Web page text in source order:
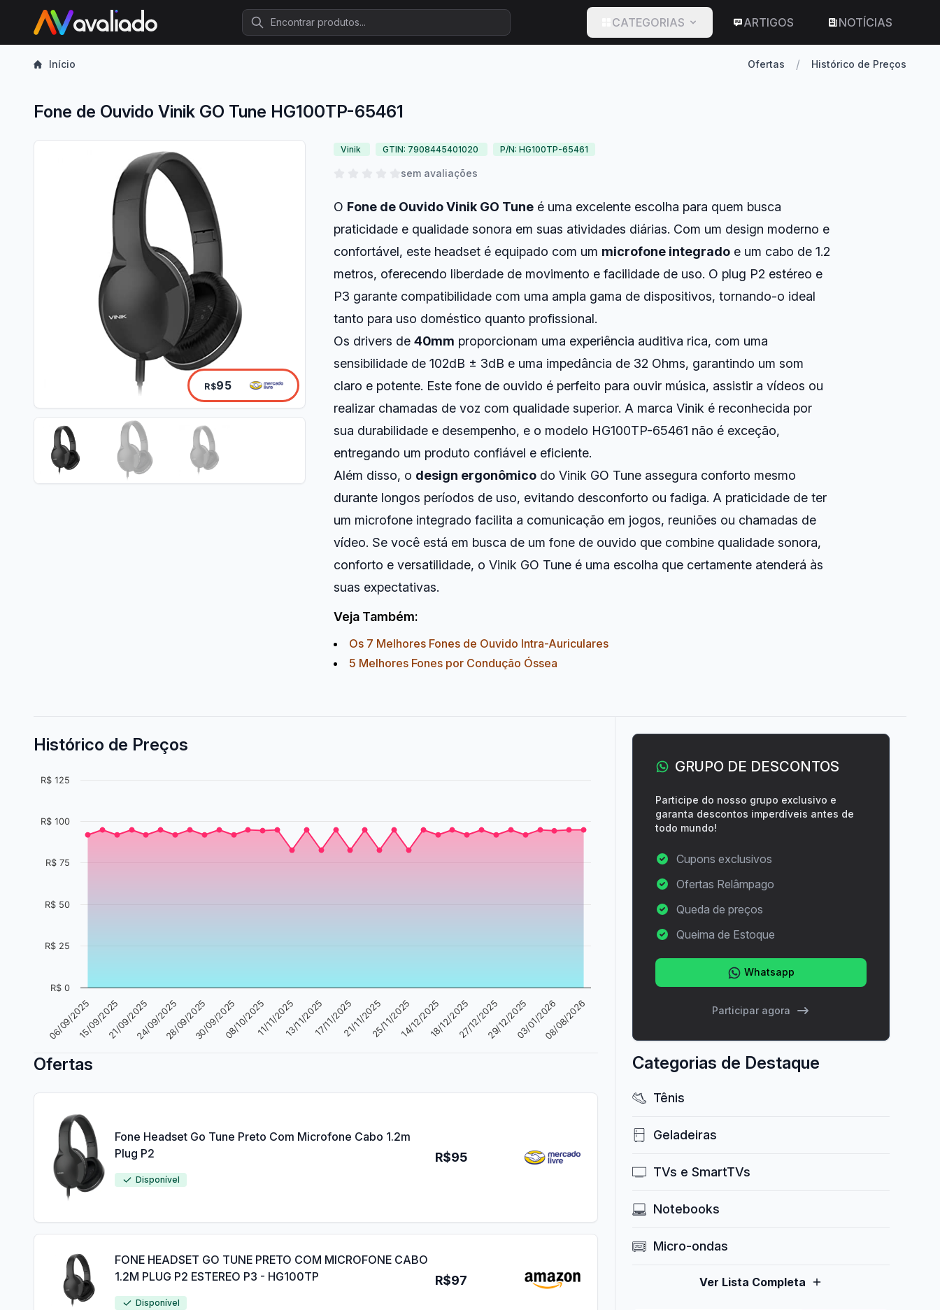
Procurar
CATEGORIAS ARTIGOS NOTÍCIAS
Início Ofertas / Histórico de Preços
Fone de Ouvido Vinik GO Tune HG100TP-65461
R$95
Vinik GTIN: 7908445401020 P/N: HG100TP-65461
sem avaliações
O Fone de Ouvido Vinik GO Tune é uma excelente escolha para quem busca
praticidade e qualidade sonora em suas atividades diárias. Com um design moderno e
confortável, este headset é equipado com um microfone integrado e um cabo de 1.2
metros, oferecendo liberdade de movimento e facilidade de uso. O plug P2 estéreo e
P3 garante compatibilidade com uma ampla gama de dispositivos, tornando-o ideal
tanto para uso doméstico quanto profissional.
Os drivers de40mm proporcionam uma experiência auditiva rica, com uma
sensibilidade de 102dB ± 3dB e uma impedância de 32 Ohms, garantindo um som
claro e potente. Este fone de ouvido é perfeito para ouvir música, assistir a vídeos ou
realizar chamadas de voz com qualidade superior. A marca Vinik é reconhecida por
sua durabilidade e desempenho, e o modelo HG100TP-65461 não é exceção,
entregando um produto confiável e eficiente.
Além disso, o design ergonômico do Vinik GO Tune assegura conforto mesmo
durante longos períodos de uso, evitando desconforto ou fadiga. A praticidade de ter
um microfone integrado facilita a comunicação em jogos, reuniões ou chamadas de
vídeo. Se você está em busca de um fone de ouvido que combine qualidade sonora,
conforto e versatilidade, o Vinik GO Tune é uma escolha que certamente atenderá às
suas expectativas.
Veja Também:
Os 7 Melhores Fones de Ouvido Intra-Auriculares
5 Melhores Fones por Condução Óssea
Histórico de Preços
06/09/202515/09/202521/09/202524/09/202528/09/202530/09/202508/10/202511/11/202513/11/202517/11/202521/11/202525/11/202514/12/202518/12/202527/12/202529/12/202503/01/202608/08/2026
R$ 0
R$ 25
R$ 50
R$ 75
R$ 100
R$ 125
Ofertas
R$95
Fone Headset Go Tune Preto Com Microfone Cabo 1.2m
Plug P2
Disponível
R$97
FONE HEADSET GO TUNE PRETO COM MICROFONE CABO
1.2M PLUG P2 ESTEREO P3 - HG100TP
Disponível
GRUPO DE DESCONTOS
Participe do nosso grupo exclusivo e
garanta descontos imperdíveis antes de
todo mundo!
Cupons exclusivos
Ofertas Relâmpago
Queda de preços
Queima de Estoque
Whatsapp
Participar agora
Categorias de Destaque
Tênis
Geladeiras
TVs e SmartTVs
Notebooks
Micro-ondas
Ver Lista Completa